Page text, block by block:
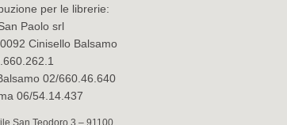
per le librerie:
Paolo srl
Cinisello Balsamo
02/660.46.640
06/54.14.437